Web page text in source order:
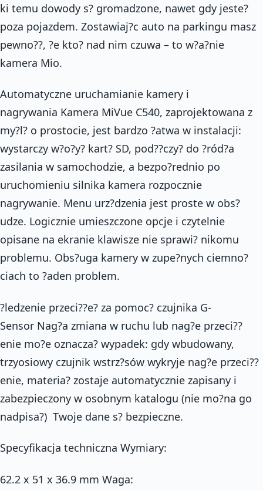
ki temu dowody s? gromadzone, nawet gdy jeste?
poza pojazdem. Zostawiaj?c auto na parkingu masz
pewno??, ?e kto? nad nim czuwa – to w?a?nie
kamera Mio.
Automatyczne uruchamianie kamery i
nagrywania Kamera MiVue C540, zaprojektowana z
my?l? o prostocie, jest bardzo ?atwa w instalacji:
wystarczy w?o?y? kart? SD, pod??czy? do ?ród?a
zasilania w samochodzie, a bezpo?rednio po
uruchomieniu silnika kamera rozpocznie
nagrywanie. Menu urz?dzenia jest proste w obs?
udze. Logicznie umieszczone opcje i czytelnie
opisane na ekranie klawisze nie sprawi? nikomu
problemu. Obs?uga kamery w zupe?nych ciemno?
ciach to ?aden problem.
?ledzenie przeci??e? za pomoc? czujnika G-
Sensor Nag?a zmiana w ruchu lub nag?e przeci??
enie mo?e oznacza? wypadek: gdy wbudowany,
trzyosiowy czujnik wstrz?sów wykryje nag?e przeci??
enie, materia? zostaje automatycznie zapisany i
zabezpieczony w osobnym katalogu (nie mo?na go
nadpisa?)  Twoje dane s? bezpieczne.
Specyfikacja techniczna Wymiary:
62.2 x 51 x 36.9 mm Waga: